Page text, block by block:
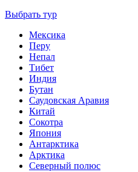
Выбрать тур
Мексика
Перу
Непал
Тибет
Индия
Бутан
Саудовская Аравия
Китай
Сокотра
Япония
Антарктика
Арктика
Северный полюс